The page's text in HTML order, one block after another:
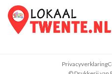
Privacyverklaring